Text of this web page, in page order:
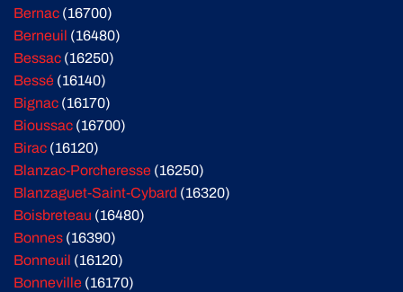
Bernac (16700)
Berneuil (16480)
Bessac (16250)
Bessé (16140)
Bignac (16170)
Bioussac (16700)
Birac (16120)
Blanzac-Porcheresse (16250)
Blanzaguet-Saint-Cybard (16320)
Boisbreteau (16480)
Bonnes (16390)
Bonneuil (16120)
Bonneville (16170)